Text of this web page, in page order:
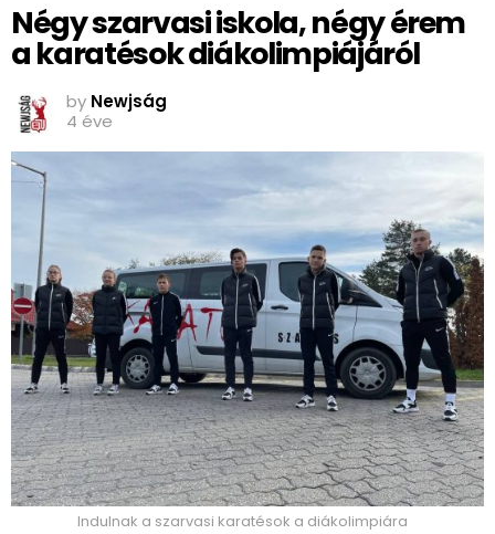
Négy szarvasi iskola, négy érem
a karatésok diákolimpiájáról
by Newjság
4 éve
Indulnak a szarvasi karatésok a diákolimpiára